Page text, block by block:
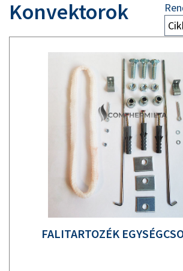
Konvektorok
FALITARTOZÉK